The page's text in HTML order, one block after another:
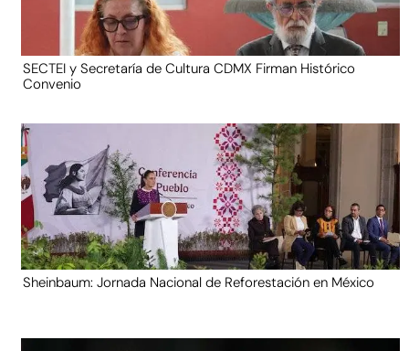
SECTEI y Secretaría de Cultura CDMX Firman Histórico
Convenio
Sheinbaum: Jornada Nacional de Reforestación en México